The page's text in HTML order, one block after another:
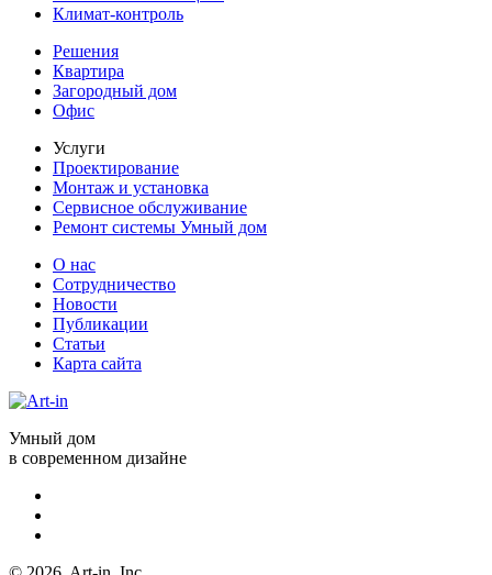
Климат-контроль
Решения
Квартира
Загородный дом
Офис
Услуги
Проектирование
Монтаж и установка
Сервисное обслуживание
Ремонт системы Умный дом
О нас
Сотрудничество
Новости
Публикации
Статьи
Карта сайта
Умный дом
в современном дизайне